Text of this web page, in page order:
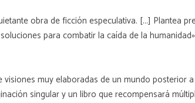
obra de ficción especulativa. [...] Plantea
para combatir la caída de la
visiones muy elaboradas de un mundo
singular y un libro que recompensará